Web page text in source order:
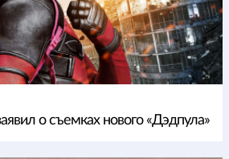
о съемках нового «Дэдпула»